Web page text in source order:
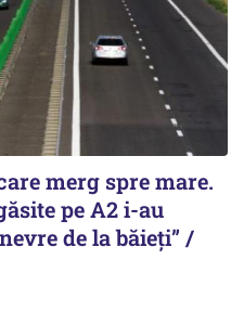
merg spre mare.
pe A2 i-au
de la băieți” /